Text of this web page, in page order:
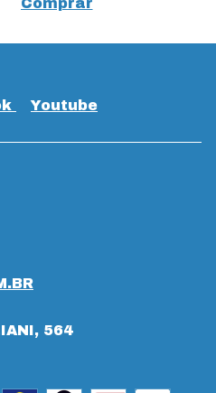
Youtube
564